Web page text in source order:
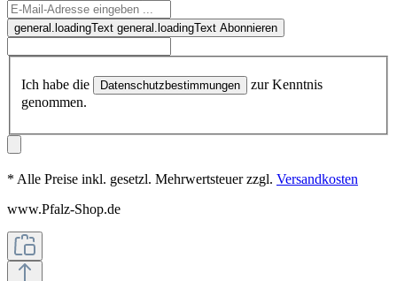
general.loadingText general.loadingText Abonnieren
Ich habe die Datenschutzbestimmungen
zur Kenntnis
genommen.
* Alle Preise inkl. gesetzl. Mehrwertsteuer zzgl. Versandkosten
www.Pfalz-Shop.de